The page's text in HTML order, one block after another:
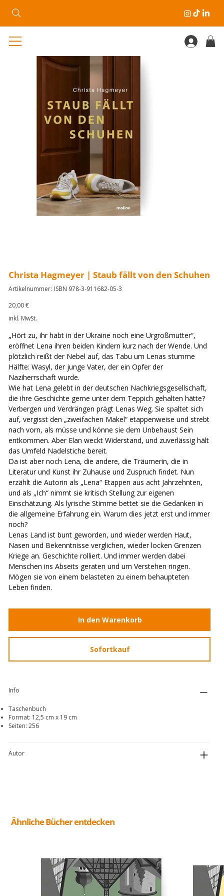
Christa Hagmeyer | Staub fällt von den Schuhen
Artikelnummer: Artikelnummer:
ISBN
ISBN 978-3-911682-05-3
Preis
20,00 €
inkl. MwSt.
„Hört zu, ihr habt in der Ukraine noch eine Urgroßmutter“,
eröffnet Lena ihren beiden Kindern kurz nach der Wende. Und
plötzlich reißt der Nebel auf, das Tabu um Lenas stumme
Hälfte: Wasyl, der junge Vater, der ein Opfer der
Naziherrschaft wurde.
Wie hat Lena gelebt in der deutschen Nachkriegsgesellschaft,
die ihre Geschichte gerne unter dem Teppich gehalten hätte?
Verbergen und Verdrängen prägt Lenas Weg. Sie spaltet sich
auf, vergisst den „zweifachen Makel“ etappenweise und strebt
nach vorn, als müsse und könne sie dem Unbehaust Sein
entkommen. Aber Elan weckt Widerstand, und zuverlässig hält
das Umfeld Nadelstiche bereit.
Da ist aber noch Lena, die andere, die Träumerin, die in
Literatur und Kunst ihr Zuhause und Zuspruch findet. Nun
erzählt die Autorin als „Lena“ Etappen aus acht Jahrzehnten,
und als „Ich“ nimmt sie kritisch Stellung zur eigenen
Einschätzung. Als lyrische Stimme bettet sie die Gedanken in
die allgemeine Erfahrung ein. Warum dies jetzt erst und immer
noch?
Lenas Land ist bunt geworden, und wieder werden Haut,
Nasen und Bekenntnisse verglichen, wieder locken Grenzen
Kriege an. Geschichte rolliert. Und immer werden dabei
Menschen ins Abseits geraten und um Verstehen ringen.
Mögen sie von einem belasteten zu einem behaupteten
Leben finden.
In den Warenkorb
Sofortkauf
Info
Taschenbuch
Format: 12,5 cm x 19 cm
Seiten: 256
Autor
Ähnliche Bücher entdecken